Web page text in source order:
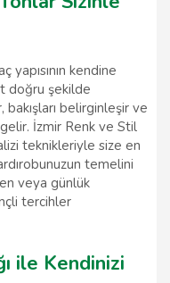
kendine
doğru şekilde
belirginleşir ve
İzmir Renk ve Stil
teknikleriyle size en
temelini
veya günlük
tercihler
ile Kendinizi